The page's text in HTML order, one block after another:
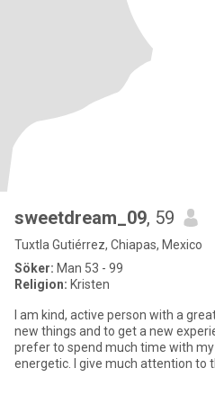
sweetdream_09, 59
Tuxtla Gutiérrez, Chiapas, Mexico
Söker: Man 53 - 99
Religion: Kristen
I am kind, active person with a
new things and to get a new
prefer to spend much time with
energetic. I give much attention to